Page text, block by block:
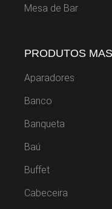
Mesa de Bar
PRODUTOS
Aparadores
Banco
Banqueta
Baú
Buffet
Cabeceira